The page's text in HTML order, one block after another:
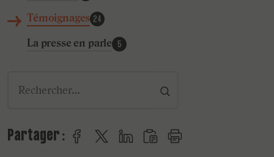
Témoignages 24
La presse en parle 5
Partager :
Partager sur Facebook
Partager sur Twitter
Partager sur LinkedIn
Copier le lien
Imprimer